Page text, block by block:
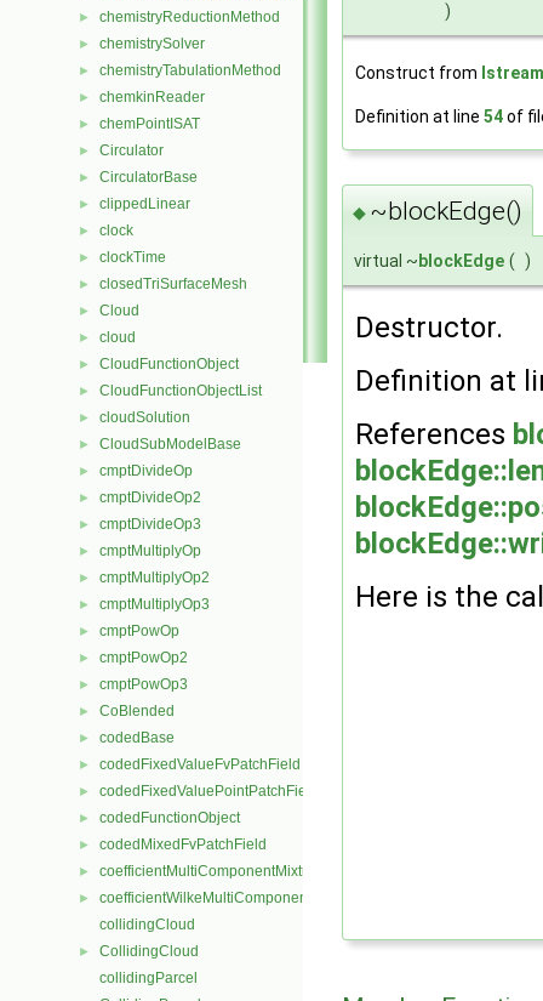
► chemistryReductionMethod
► chemistrySolver
► chemistryTabulationMethod
► chemkinReader
► chemPointISAT
► Circulator
► CirculatorBase
► clippedLinear
► clock
► clockTime
► closedTriSurfaceMesh
► Cloud
► cloud
► CloudFunctionObject
► CloudFunctionObjectList
► cloudSolution
► CloudSubModelBase
► cmptDivideOp
► cmptDivideOp2
► cmptDivideOp3
► cmptMultiplyOp
► cmptMultiplyOp2
► cmptMultiplyOp3
► cmptPowOp
► cmptPowOp2
► cmptPowOp3
► CoBlended
► codedBase
► codedFixedValueFvPatchField
► codedFixedValuePointPatchField
► codedFunctionObject
► codedMixedFvPatchField
► coefficientMultiComponentMixture
►
coefficientWilkeMultiComponentMixture
collidingCloud
►
CollidingCloud
collidingParcel
)
Construct from Istream
Definition at line 54of
◆ ~blockEdge()
virtual ~blockEdge ( )
Destructor.
Definition at
References
Here is the